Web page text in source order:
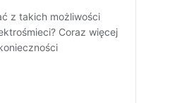
z takich możliwości
Coraz więcej